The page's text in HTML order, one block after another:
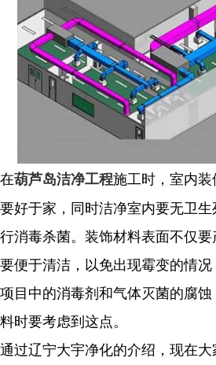
在葫芦岛洁净工程施工时，室内
要好于家，同时洁净室内要无卫
行消毒杀菌。装饰材料表面不仅
要便于清洁，以免出现霉变的情
项目中的消毒剂和气体灭菌的腐
料时要考虑到这点。
通过辽宁大宇净化的介绍，现在